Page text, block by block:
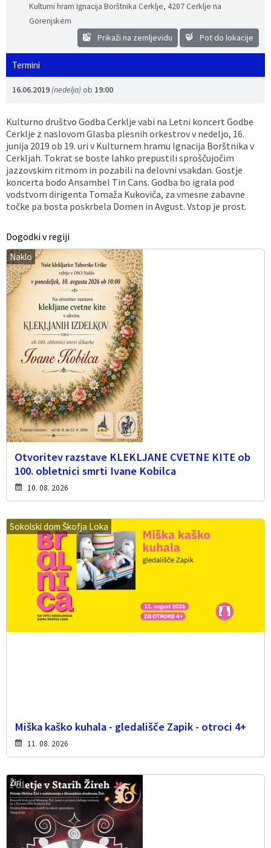
Kulturni hram Ignacija Borštnika Cerklje, 4207 Cerklje na
Gorenjskem
Prikaži na zemljevidu Pot do lokacije
Termini
16.06.2019 (nedelja)ob 19:00
Kulturno društvo Godba Cerklje vabi na Letni koncert Godbe
Cerklje z naslovom Glasba plesnih orkestrov v nedeljo, 16.
junija 2019 ob 19. uri v Kulturnem hramu Ignacija Borštnika v
Cerkljah. Tokrat se boste lahko prepustili sproščujočim
jazzovskim ritmom in pozabili na delovni vsakdan. Gostje
koncerta bodo Ansambel Tin Cans. Godba bo igrala pod
vodstvom dirigenta Tomaža Kukoviča, za vmesne zabavne
točke pa bosta poskrbela Domen in Avgust. Vstop je prost.
Dogodki v regiji
Naklo
Otvoritev razstave KLEKLJANE CVETNE KITE ob
100. obletnici smrti Ivane Kobilca
10. 08. 2026
Sokolski dom Škofja Loka
Miška kaško kuhala - gledališče Zapik - otroci 4+
11. 08. 2026
Žiri
Vaške skupnosti
Medobčinski inšpektorat
Načrt ravnanja s stvarnim premoženjem
Galerija slik
Dokumenti v javni obravnavi